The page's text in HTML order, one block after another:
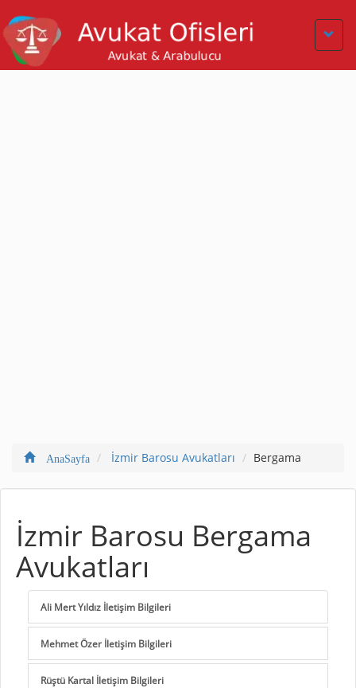
AnaSayfa İzmir Barosu Avukatları Bergama
İzmir Barosu Bergama
Avukatları
Ali Mert Yıldız İletişim Bilgileri
Mehmet Özer İletişim Bilgileri
Rüştü Kartal İletişim Bilgileri